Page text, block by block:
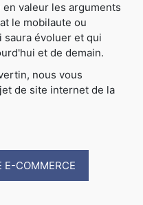
valeur les arguments
le mobilaute ou
évoluer et qui
et de demain.
nous vous
de site internet de la
E-COMMERCE